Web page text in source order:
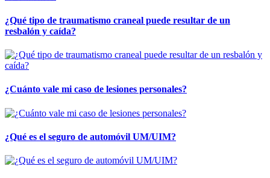
¿Qué tipo de traumatismo craneal puede resultar de un
resbalón y caída?
¿Cuánto vale mi caso de lesiones personales?
¿Qué es el seguro de automóvil UM/UIM?